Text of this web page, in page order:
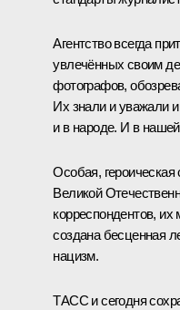
Агентство всегда
увлечённых своим
фотографов,
Их знали и уважали
и в народе. И в
Особая,
Великой
корреспондентов,
создана бесценная
нацизм.
ТАСС и сегодня